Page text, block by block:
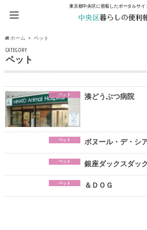
東京都中央区に密着したポータルサイ
ホーム ペット
CATEGORY
ペット
ペット 湊どうぶつ病院
ペット ボヌール・デ・シ
ペット 銀座ダックスダッ
ペット ＆ＤＯＧ